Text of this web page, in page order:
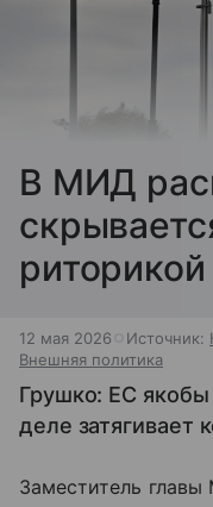
В МИД
12 мая 2026 Источник:
Внешняя политика
Грушко: ЕС якобы
деле затягивает
Заместитель